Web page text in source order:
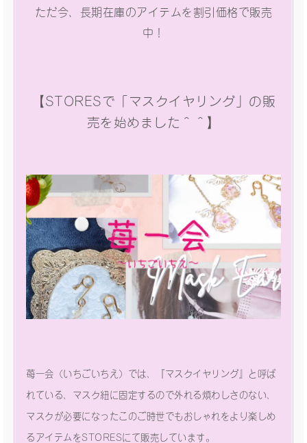
ただ今、長期在庫のアイテムを割引価格で販売
中！
【STORESで「マスクイヤリング」の販
売を始めました＾＾】
苺一会（いちごいちえ）では、『マスクイヤリング』と呼ば
れている、マスク紐に固定するので外れる煩わしさのない、
マスクが必要になったこのご時世でもおしゃれをより楽しめ
るアイテムをSTORESにて販売しています。